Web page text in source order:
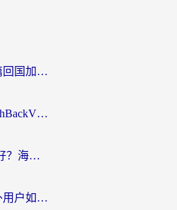
美国看世界杯总卡？这篇回国加速器指南帮你无缝刷国内资源（附苹果手机VPN设置步骤）
穿梭VPN好用吗？和FlashBackVPN对比哪个回国效果更好？
Quickback和小黑牛哪个好？海外党亲测指南，选对回国加速器秒回国内
迅游和银河好用吗？海外用户如何选择回国加速器实现无缝访问国内资源